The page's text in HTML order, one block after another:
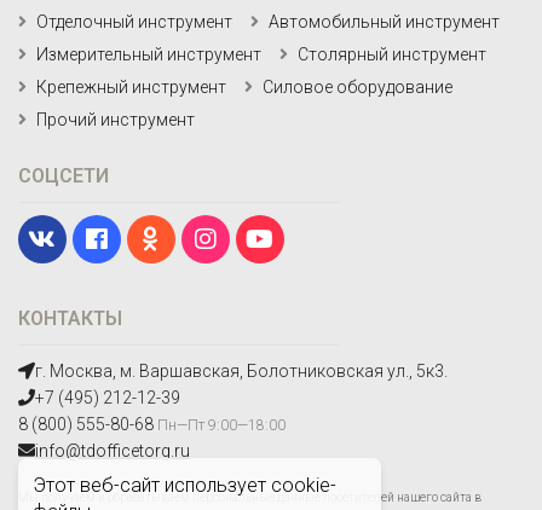
Этот веб-сайт использует cookie-
КОНТАКТЫ
г. Москва, м. Варшавская, Болотниковская ул., 5к3.
+7 (495) 212-12-39
8 (800) 555-80-68 Пн—Пт 9:00—18:00
info@tdofficetorg.ru
Мы получаем и обрабатываем персональные данные посетителей нашего сайта в
Отделочный инструмент
Автомобильный инструмент
Измерительный инструмент
Столярный инструмент
Крепежный инструмент
Силовое оборудование
Прочий инструмент
СОЦСЕТИ